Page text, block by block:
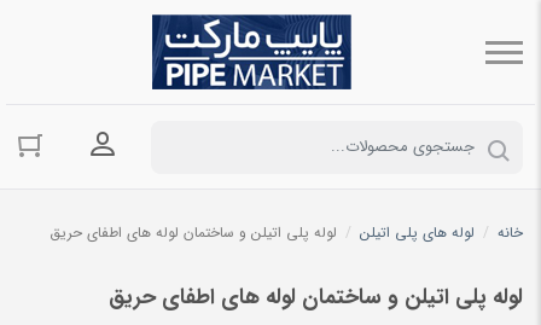
ورود به
خانه / لوله های پلی اتیلن / لوله پلی اتیلن و ساختمان لوله های اطفای حریق
لوله پلی اتیلن و ساختمان لوله های اطفای حریق